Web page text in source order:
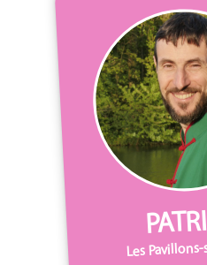
Les